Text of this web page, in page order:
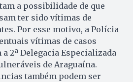
a possibilidade de que
ter sido vítimas de
Por esse motivo, a Polícia
vítimas de casos
2ª Delegacia Especializada
de Araguaína.
também podem ser